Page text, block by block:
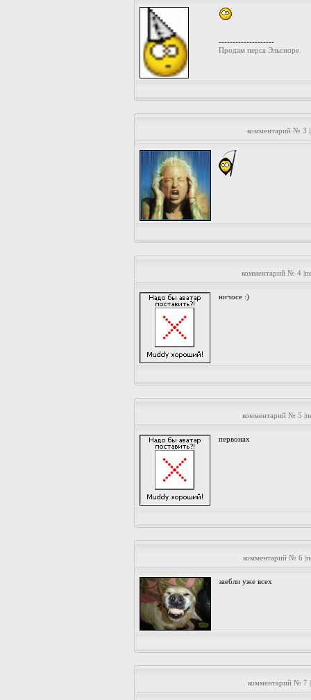
--------------------
Продам перса Эльсиоре.
комментарий № 3
комментарий № 4
ничосе :)
комментарий № 5
первонах
комментарий № 6
заебли уже всех
комментарий № 7